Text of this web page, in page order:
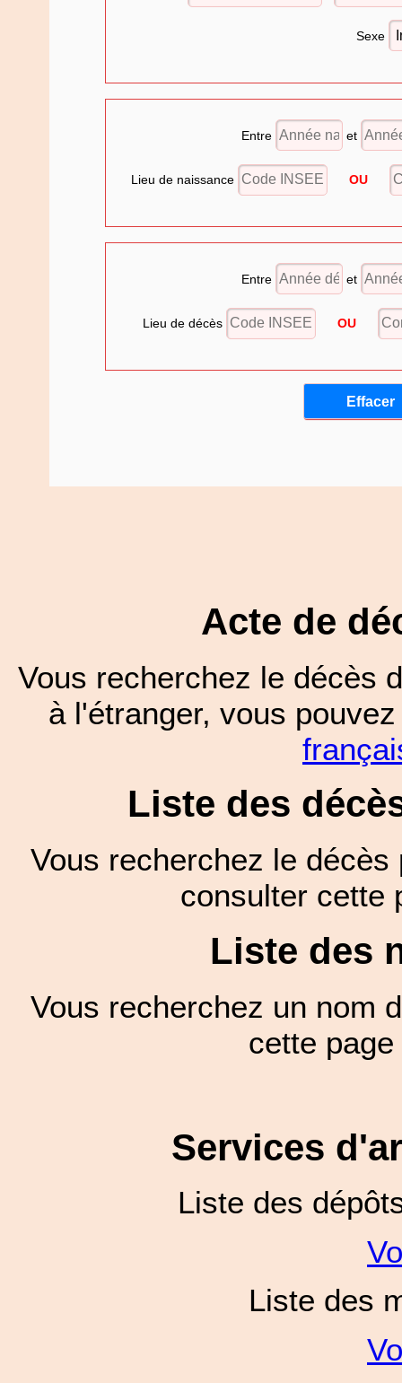
Sexe
Entre et
Lieu de naissance OU
Entre et
Lieu de décès OU
Acte de
Vous recherchez le décès
à l'étranger, vous
Liste des
Vous recherchez le
consulter
Liste des
Vous recherchez un nom
cette
Services
Liste des
Liste des